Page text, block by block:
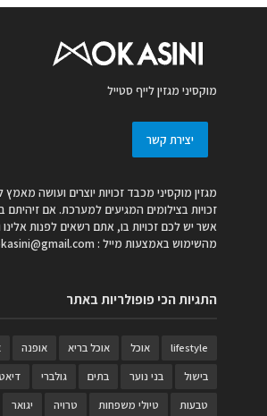
מוקסיני מגזין לייף סטייל
יצירת קשר
מגזין מוקסיני מכבד זכויות יוצרים ועושה
זכויות בצילומים המגיעים למערכת. אם זיהיתם
אשר יש לכם זכויות בו, אתם רשאים לפנות
מהשימוש באמצעות מייל :
התגיות הכי פופולריות באתר
lifestyle אוכל אוכל בריא אופנה
בישול
בני נוער בתים גולברי
טבעות
טיולי משפחות טרויה יגואר